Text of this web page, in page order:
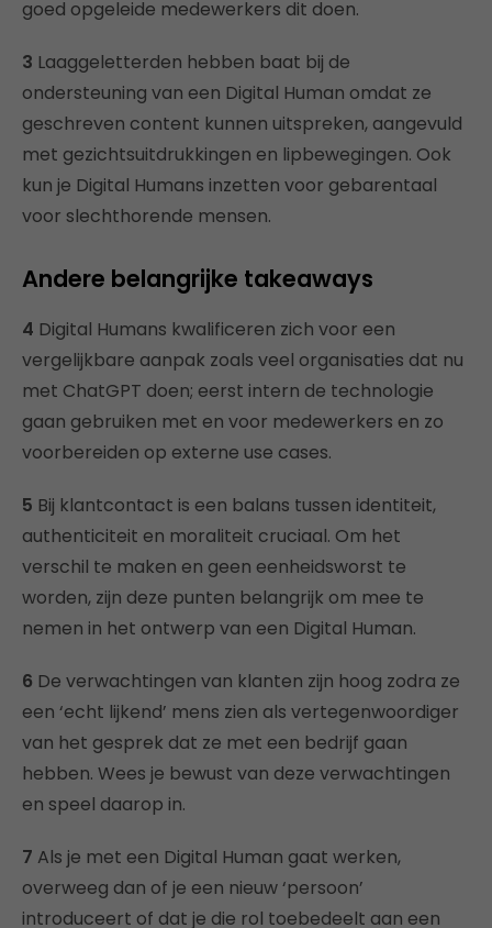
goed opgeleide medewerkers dit doen.
3 Laaggeletterden hebben baat bij de
ondersteuning van een Digital Human omdat ze
geschreven content kunnen uitspreken, aangevuld
met gezichtsuitdrukkingen en lipbewegingen. Ook
kun je Digital Humans inzetten voor gebarentaal
voor slechthorende mensen.
Andere belangrijke takeaways
4 Digital Humans kwalificeren zich voor een
vergelijkbare aanpak zoals veel organisaties dat nu
met ChatGPT doen; eerst intern de technologie
gaan gebruiken met en voor medewerkers en zo
voorbereiden op externe use cases.
5 Bij klantcontact is een balans tussen identiteit,
authenticiteit en moraliteit cruciaal. Om het
verschil te maken en geen eenheidsworst te
worden, zijn deze punten belangrijk om mee te
nemen in het ontwerp van een Digital Human.
6 De verwachtingen van klanten zijn hoog zodra ze
een ‘echt lijkend’ mens zien als vertegenwoordiger
van het gesprek dat ze met een bedrijf gaan
hebben. Wees je bewust van deze verwachtingen
en speel daarop in.
7 Als je met een Digital Human gaat werken,
overweeg dan of je een nieuw ‘persoon’
introduceert of dat je die rol toebedeelt aan een